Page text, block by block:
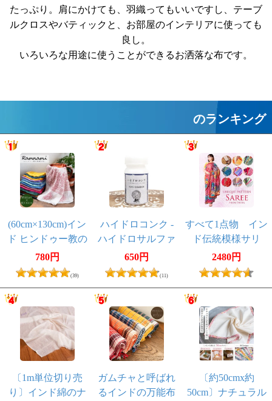
たっぷり。肩にかけても、羽織ってもいいですし、テーブ
ルクロスやバティックと、お部屋のインテリアに使っても
良し。
いろいろな用途に使うことができるお洒落な布です。
のランキング
(60cm×130cm)イン
ド ヒンドゥー教の
薄ラムナミスカー
フ
780円
(39)
ハイドロコンク -
ハイドロサルファ
イトナトリウム
100g[藍用還元剤 /
650円
(11)
すべて1点物 イン
ド伝統模様サリ
ー チョリ用生地
付
2480円
〔1m単位切り売
り〕インド綿のナ
ガムチャと呼ばれ
るインドの万能布
〔約50cmx約
50cm〕ナチュラル